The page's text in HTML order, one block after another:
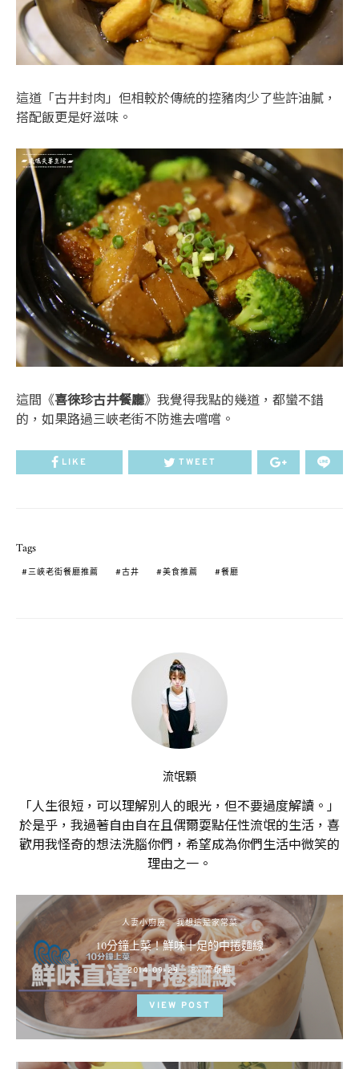
這道「古井封肉」但相較於傳統的控豬肉少了些許油膩，
搭配飯更是好滋味。
這間《喜徠珍古井餐廳》我覺得我點的幾道，都蠻不錯
的，如果路過三峽老街不防進去嚐嚐。
LIKE TWEET
Tags
三峽老街餐廳推薦 古井 美食推薦 餐廳
流氓顆
「人生很短，可以理解別人的眼光，但不要過度解讀。」
於是乎，我過著自由自在且偶爾耍點任性流氓的生活，喜
歡用我怪奇的想法洗腦你們，希望成為你們生活中微笑的
理由之一。
人妻小廚房 我想這是家常菜
10分鐘上菜！鮮味十足的中捲麵線
POSTED
ON
2014-09-29 BY 流氓顆
VIEW POST